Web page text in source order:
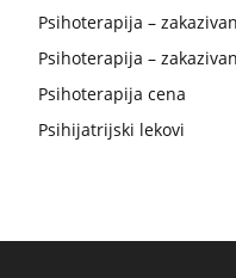
Psihoterapija –
Psihoterapija –
Psihoterapija cena
Psihijatrijski lekovi